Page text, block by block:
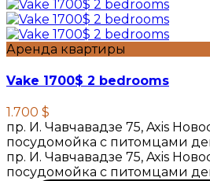
Аренда квартиры
Vake 1700$ 2 bedrooms
1.700 $
пр. И. Чавчавадзе 75, Axis
посудомойка с питомцами
пр. И. Чавчавадзе 75, Axis
посудомойка с питомцами